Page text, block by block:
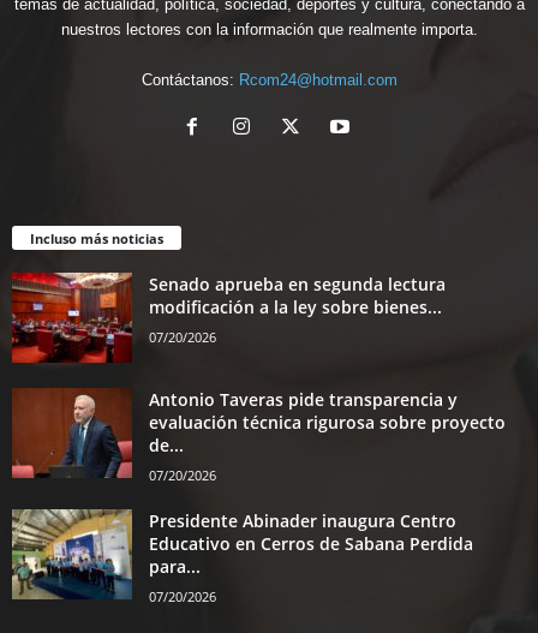
temas de actualidad, política, sociedad, deportes y cultura, conectando a
nuestros lectores con la información que realmente importa.
Contáctanos: Rcom24@hotmail.com
Incluso más noticias
Senado aprueba en segunda lectura
modificación a la ley sobre bienes...
07/20/2026
Antonio Taveras pide transparencia y
evaluación técnica rigurosa sobre proyecto
de...
07/20/2026
Presidente Abinader inaugura Centro
Educativo en Cerros de Sabana Perdida
para...
07/20/2026